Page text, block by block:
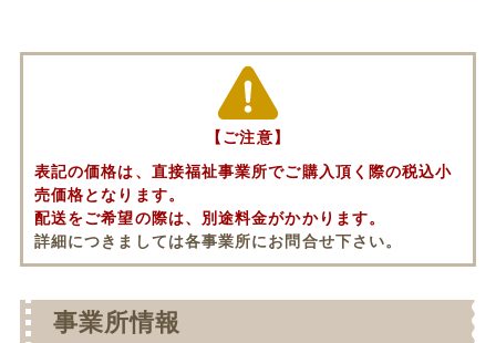
【ご注意】
表記の価格は、直接福祉事業所でご購入頂く際の税込小
売価格となります。
配送をご希望の際は、別途料金がかかります。
詳細につきましては各事業所にお問合せ下さい。
事業所情報